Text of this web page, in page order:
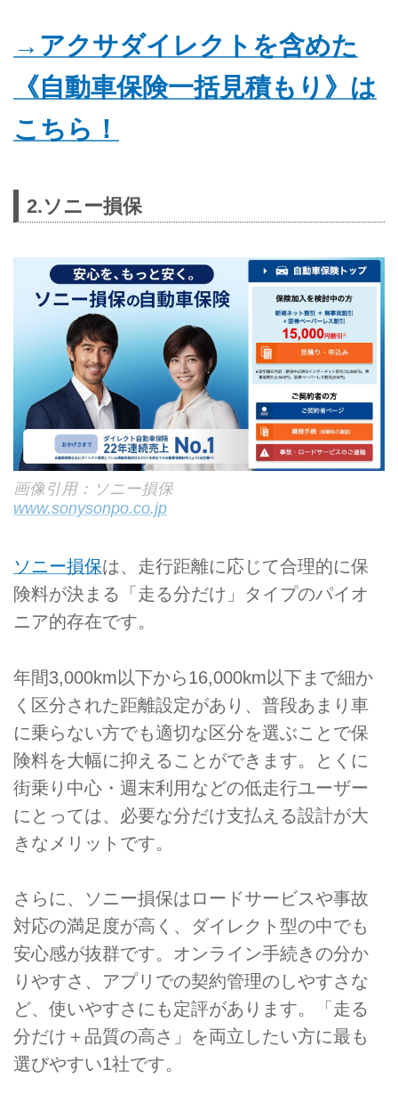
→アクサダイレクトを含めた
《自動車保険一括見積もり》は
こちら！
2.ソニー損保
画像引用：ソニー損保
www.sonysonpo.co.jp
ソニー損保は、走行距離に応じて合理的に保
険料が決まる「走る分だけ」タイプのパイオ
ニア的存在です。
年間3,000km以下から16,000km以下まで細か
く区分された距離設定があり、普段あまり車
に乗らない方でも適切な区分を選ぶことで保
険料を大幅に抑えることができます。とくに
街乗り中心・週末利用などの低走行ユーザー
にとっては、必要な分だけ支払える設計が大
きなメリットです。
さらに、ソニー損保はロードサービスや事故
対応の満足度が高く、ダイレクト型の中でも
安心感が抜群です。オンライン手続きの分か
りやすさ、アプリでの契約管理のしやすさな
ど、使いやすさにも定評があります。「走る
分だけ＋品質の高さ」を両立したい方に最も
選びやすい1社です。